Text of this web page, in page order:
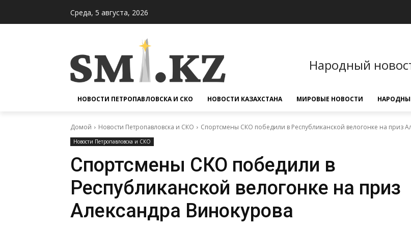
Среда, 5 августа, 2026
Народный
НОВОСТИ ПЕТРОПАВЛОВСКА И СКО НОВОСТИ КАЗАХСТАНА МИРОВЫЕ НОВОСТИ
Домой Новости Петропавловска и СКО Спортсмены СКО победили в Республиканской велогонке на приз
Новости Петропавловска и СКО
Спортсмены СКО победили в
Республиканской велогонке на приз
Александра Винокурова